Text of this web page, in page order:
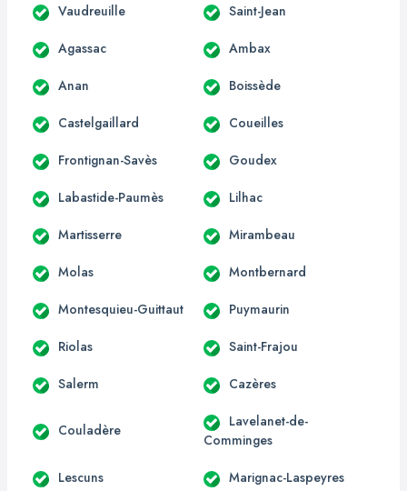
Vaudreuille Saint-Jean
Agassac Ambax
Anan Boissède
Castelgaillard Coueilles
Frontignan-Savès Goudex
Labastide-Paumès Lilhac
Martisserre Mirambeau
Molas Montbernard
Montesquieu-Guittaut Puymaurin
Riolas Saint-Frajou
Salerm Cazères
Couladère
Lavelanet-de-
Comminges
Lescuns Marignac-Laspeyres